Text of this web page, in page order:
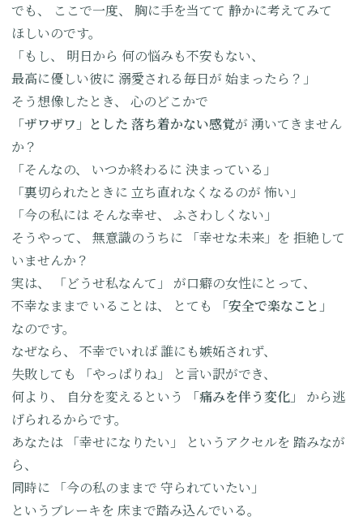
でも、
ここで一度、 胸に手を当てて 静かに考えてみて
ほしいのです。
「もし、
明日から 何の悩みも不安もない、
最高に優しい彼に 溺愛される毎日が 始まったら？」
そう想像したとき、
心のどこかで
「ザワザワ」とした 落ち着かない感覚が 湧いてきません
か？
「そんなの、
いつか終わるに 決まっている」
「裏切られたときに 立ち直れなくなるのが 怖い」
「今の私には そんな幸せ、
ふさわしくない」
そうやって、
無意識のうちに 「幸せな未来」を 拒絶して
いませんか？
実は、
「どうせ私なんて」
が口癖の女性にとって、
不幸なままで いることは、 とても
「安全で楽なこと」
なのです。
なぜなら、
不幸でいれば 誰にも嫉妬されず、
失敗しても
「やっぱりね」
と言い訳ができ、
何より、
自分を変えるという 「痛みを伴う変化」
から逃
げられるからです。
あなたは
「幸せになりたい」 というアクセルを 踏みなが
ら、
同時に
「今の私のままで 守られていたい」
というブレーキを 床まで踏み込んでいる。